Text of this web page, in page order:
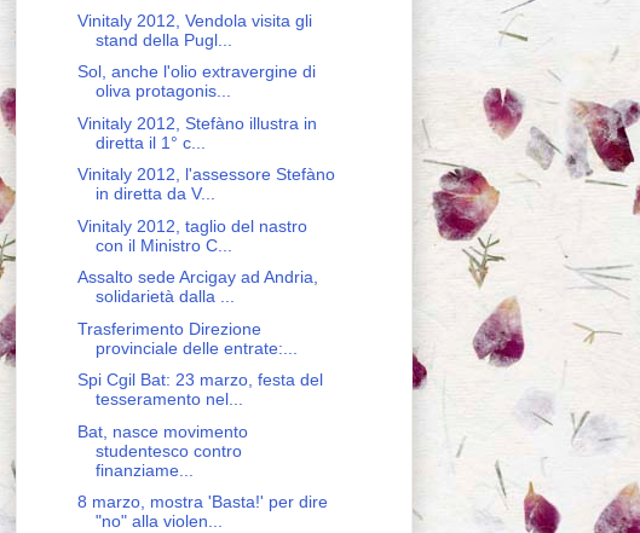
Vinitaly 2012, Vendola visita gli
stand della Pugl...
Sol, anche l'olio extravergine di
oliva protagonis...
Vinitaly 2012, Stefàno illustra in
diretta il 1° c...
Vinitaly 2012, l'assessore Stefàno
in diretta da V...
Vinitaly 2012, taglio del nastro
con il Ministro C...
Assalto sede Arcigay ad Andria,
solidarietà dalla ...
Trasferimento Direzione
provinciale delle entrate:...
Spi Cgil Bat: 23 marzo, festa del
tesseramento nel...
Bat, nasce movimento
studentesco contro
finanziame...
8 marzo, mostra 'Basta!' per dire
"no" alla violen...